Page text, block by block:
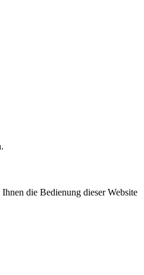
die Bedienung dieser Website